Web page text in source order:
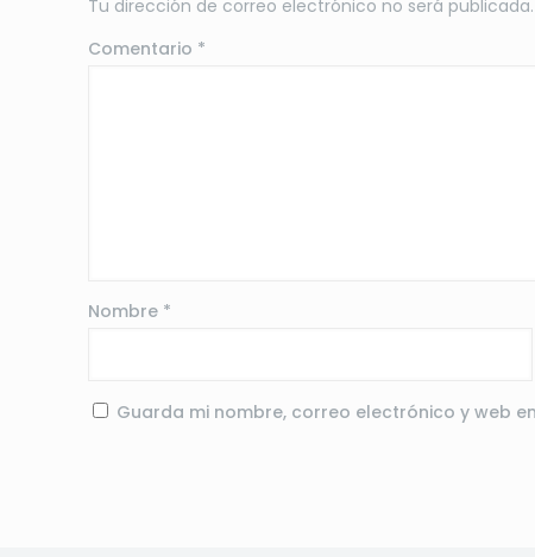
Tu dirección de correo electrónico no será publicada.
Comentario *
Nombre *
Guarda mi nombre, correo electrónico y web